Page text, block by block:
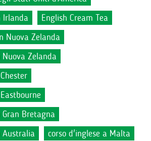
Irlanda
English Cream Tea
Nuova Zelanda
Zelanda
Bretagna
Australia
corso d'inglese a Malta